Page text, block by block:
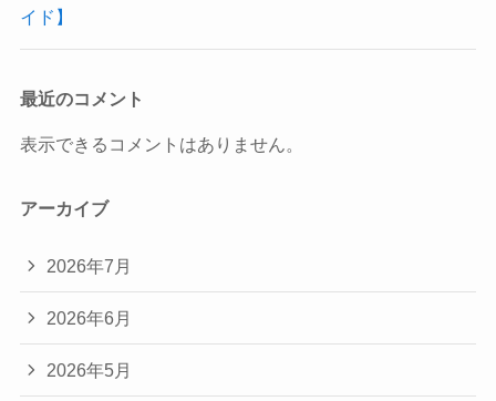
イド】
最近のコメント
表示できるコメントはありません。
アーカイブ
2026年7月
2026年6月
2026年5月